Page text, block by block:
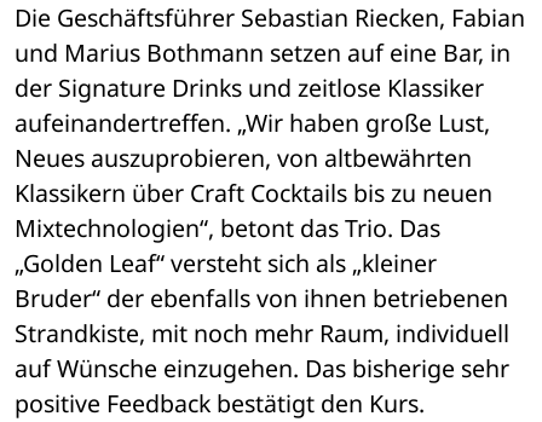
Die Geschäftsführer Sebastian Riecken, Fabian
und Marius Bothmann setzen auf eine Bar, in
der Signature Drinks und zeitlose Klassiker
aufeinandertreffen. „Wir haben große Lust,
Neues auszuprobieren, von altbewährten
Klassikern über Craft Cocktails bis zu neuen
Mixtechnologien“, betont das Trio. Das
„Golden Leaf“ versteht sich als „kleiner
Bruder“ der ebenfalls von ihnen betriebenen
Strandkiste, mit noch mehr Raum, individuell
auf Wünsche einzugehen. Das bisherige sehr
positive Feedback bestätigt den Kurs.